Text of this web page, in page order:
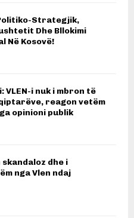
Strategjik,
Dhe Bllokimi
Në Kosovë!
VLEN-i nuk i mbron të
reagon vetëm
opinioni publik
skandaloz dhe i
nga Vlen ndaj